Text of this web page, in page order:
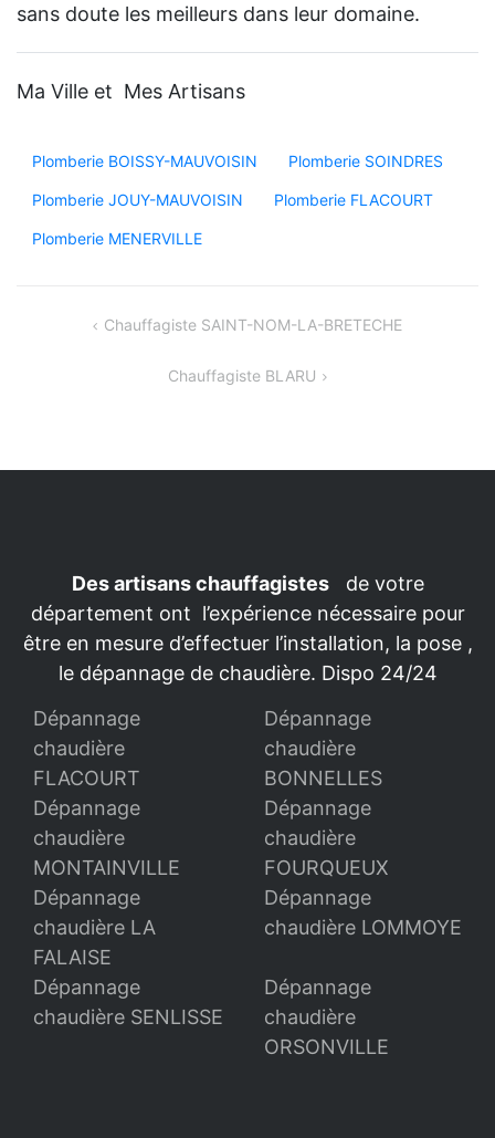
sans doute les meilleurs dans leur domaine.
Ma Ville et Mes Artisans
Plomberie BOISSY-MAUVOISIN Plomberie SOINDRES
Plomberie JOUY-MAUVOISIN Plomberie FLACOURT
Plomberie MENERVILLE
NavigationChauffagiste SAINT-NOM-LA-BRETECHE
Chauffagiste BLARU
Des artisans chauffagistesde votre
département ont l’expérience nécessaire pour
être en mesure d’effectuer l’installation, la pose ,
le dépannage de chaudière. Dispo 24/24
Dépannage
chaudière
FLACOURT
Dépannage
chaudière
BONNELLES
Dépannage
chaudière
MONTAINVILLE
Dépannage
chaudière
FOURQUEUX
Dépannage
chaudière LA
FALAISE
Dépannage
chaudière LOMMOYE
Dépannage
chaudière SENLISSE
Dépannage
chaudière
ORSONVILLE